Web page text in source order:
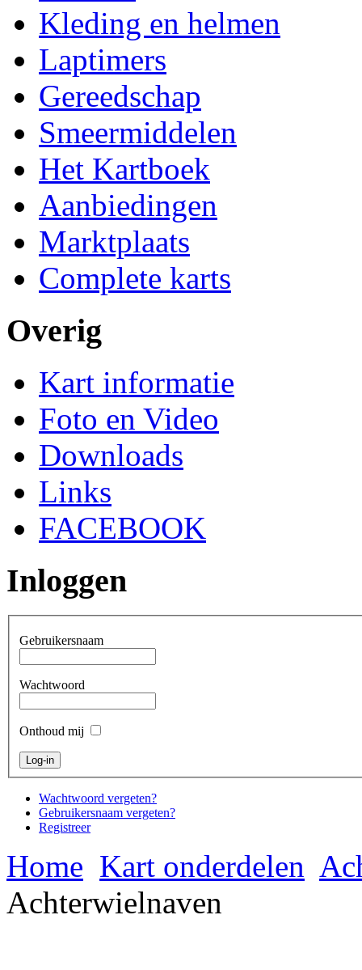
Kleding en helmen
Laptimers
Gereedschap
Smeermiddelen
Het Kartboek
Aanbiedingen
Marktplaats
Complete karts
Overig
Kart informatie
Foto en Video
Downloads
Links
FACEBOOK
Inloggen
Gebruikersnaam
Wachtwoord
Onthoud mij
Wachtwoord vergeten?
Gebruikersnaam vergeten?
Registreer
Home Kart onderdelen
Achterwielnaven